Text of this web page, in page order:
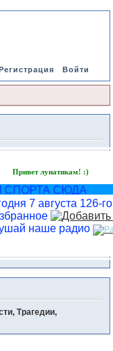
Войти
Привет лунатикам! :)
СЮДА
7 августа 126-
наше радио
Трагедии,